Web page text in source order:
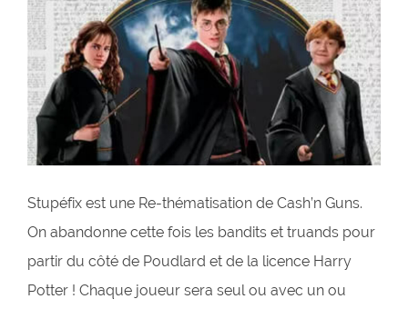
Stupéfix est une Re-thématisation de Cash’n Guns.
On abandonne cette fois les bandits et truands pour
partir du côté de Poudlard et de la licence Harry
Potter ! Chaque joueur sera seul ou avec un ou